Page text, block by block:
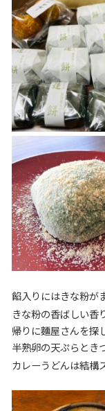
餡入りにはきな粉が
きな粉の香ばしい香
帰りに麵屋さんを探
半熟卵の天ぷらとき
カレーうどんは結構